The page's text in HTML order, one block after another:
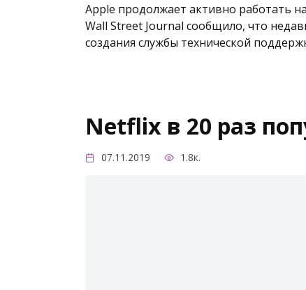
Apple продолжает активно работать
Wall Street Journal сообщило, что
создания службы технической
Netflix в 20 раз
07.11.2019 1.8к.